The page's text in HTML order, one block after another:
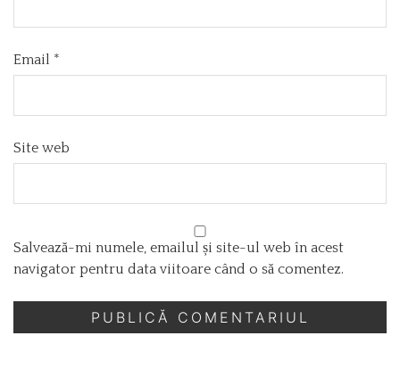
Email *
Site web
Salvează-mi numele, emailul și site-ul web în acest
navigator pentru data viitoare când o să comentez.